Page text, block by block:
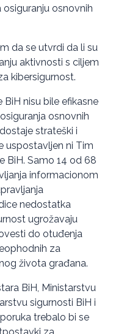
osiguranju osnovnih
da se utvrdi da li su
aktivnosti s ciljem
kibersigurnost.
BiH nisu bile efikasne
osnovnih
strateški i
uspostavljen ni Tim
BiH. Samo 14 od 68
informacionom
nedostatka
ugrožavaju
do otuđenja
za
života građana.
BiH, Ministarstvu
sigurnosti BiH i
trebalo bi se
za